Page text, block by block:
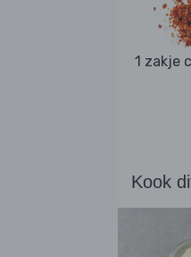
1 zakje
Kook